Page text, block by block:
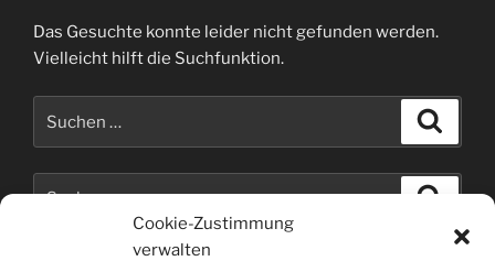
Cookie-Zustimmung
verwalten
Das Gesuchte konnte leider nicht gefunden werden.
Vielleicht hilft die Suchfunktion.